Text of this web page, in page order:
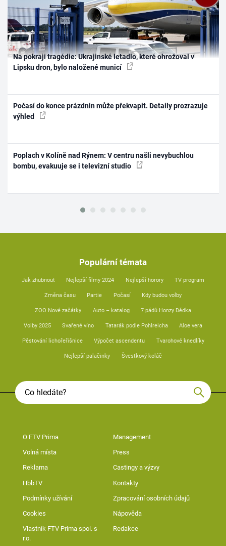
Na pokraji tragédie: Ukrajinské letadlo, které ohrožoval v
Lipsku dron, bylo naložené municí
Počasí do konce prázdnin může překvapit. Detaily prozrazuje
výhled
Poplach v Kolíně nad Rýnem: V centru našli nevybuchlou
bombu, evakuuje se i televizní studio
Populární témata
Jak zhubnout Nejlepší filmy 2024 Nejlepší horory TV program
Změna času Partie Počasí Kdy budou volby
ZOO Nové začátky Auto – katalog 7 pádů Honzy Dědka
Volby 2025 Svařené víno Tatarák podle Pohlreicha Aloe vera
Pěstování lichořeřišnice Výpočet ascendentu Tvarohové knedlíky
Nejlepší palačinky Švestkový koláč
O FTV Prima Management
Volná místa Press
Reklama Castingy a výzvy
HbbTV Kontakty
Podmínky užívání Zpracování osobních údajů
Cookies Nápověda
Vlastník FTV Prima spol. s
r.o.
Redakce